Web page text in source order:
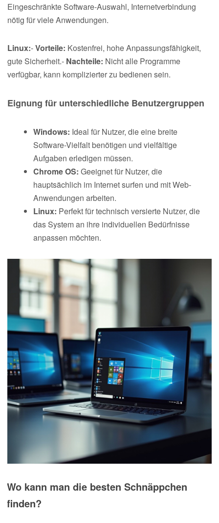
Eingeschränkte Software-Auswahl, Internetverbindung
nötig für viele Anwendungen.
Linux:-Vorteile: Kostenfrei, hohe Anpassungsfähigkeit,
gute Sicherheit.- Nachteile: Nicht alle Programme
verfügbar, kann komplizierter zu bedienen sein.
Eignung für unterschiedliche Benutzergruppen
Windows: Ideal für Nutzer, die eine breite
Software-Vielfalt benötigen und vielfältige
Aufgaben erledigen müssen.
Chrome OS: Geeignet für Nutzer, die
hauptsächlich im Internet surfen und mit Web-
Anwendungen arbeiten.
Linux: Perfekt für technisch versierte Nutzer, die
das System an ihre individuellen Bedürfnisse
anpassen möchten.
Wo kann man die besten Schnäppchen
finden?